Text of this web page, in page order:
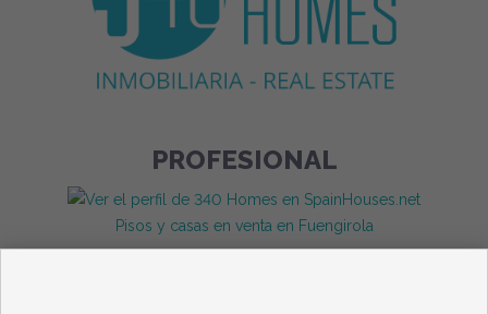
PROFESIONAL
Pisos y casas en venta en Fuengirola